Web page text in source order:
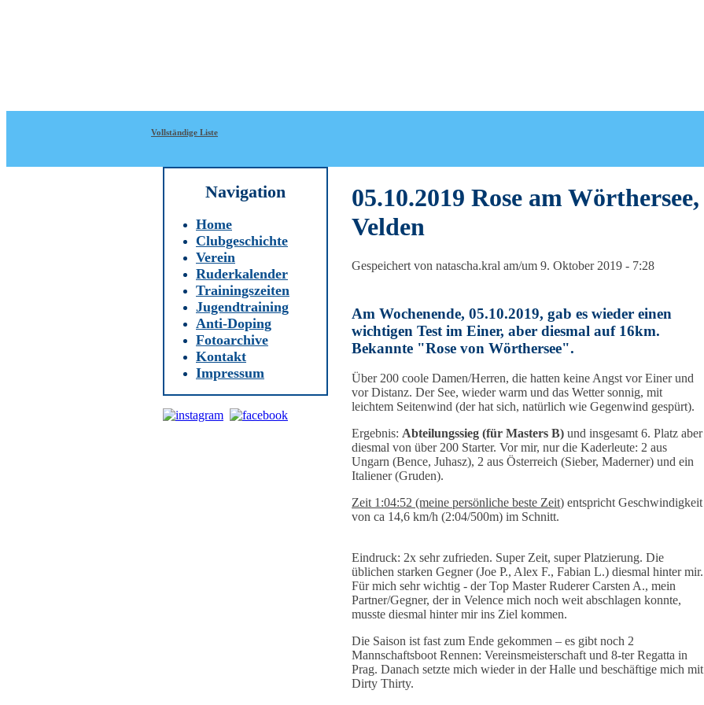
Vollständige Liste
Navigation
Home
Clubgeschichte
Verein
Ruderkalender
Trainingszeiten
Jugendtraining
Anti-Doping
Fotoarchive
Kontakt
Impressum
05.10.2019 Rose am Wörthersee,
Velden
Gespeichert von natascha.kral am/um 9. Oktober 2019 - 7:28
Am Wochenende, 05.10.2019, gab es wieder einen
wichtigen Test im Einer, aber diesmal auf 16km.
Bekannte "Rose von Wörthersee".
Über 200 coole Damen/Herren, die hatten keine Angst vor Einer und
vor Distanz. Der See, wieder warm und das Wetter sonnig, mit
leichtem Seitenwind (der hat sich, natürlich wie Gegenwind gespürt).
Ergebnis: Abteilungssieg (für Masters B) und insgesamt 6. Platz aber
diesmal von über 200 Starter. Vor mir, nur die Kaderleute: 2 aus
Ungarn (Bence, Juhasz), 2 aus Österreich (Sieber, Maderner) und ein
Italiener (Gruden).
Zeit 1:04:52 (meine persönliche beste Zeit) entspricht Geschwindigkeit
von ca 14,6 km/h (2:04/500m) im Schnitt.
Eindruck: 2x sehr zufrieden. Super Zeit, super Platzierung. Die
üblichen starken Gegner (Joe P., Alex F., Fabian L.) diesmal hinter mir.
Für mich sehr wichtig - der Top Master Ruderer Carsten A., mein
Partner/Gegner, der in Velence mich noch weit abschlagen konnte,
musste diesmal hinter mir ins Ziel kommen.
Die Saison ist fast zum Ende gekommen – es gibt noch 2
Mannschaftsboot Rennen: Vereinsmeisterschaft und 8-ter Regatta in
Prag. Danach setzte mich wieder in der Halle und beschäftige mich mit
Dirty Thirty.